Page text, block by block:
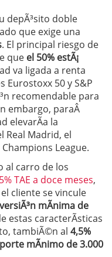
depÃ³sito doble
que exige una
. El principal riesgo de
que el 50% estÃ¡
va ligada a renta
Eurostoxx 50 y S&P
recomendable para
embargo, paraÂ
elevarÃ­a la
Real Madrid, el
League.
al carro de los
TAE a doce meses,
cliente se vincule
mÃ­nima de
estas caracterÃ­sticas
tambiÃ©n al 4,5%
mÃ­nimo de 3.000